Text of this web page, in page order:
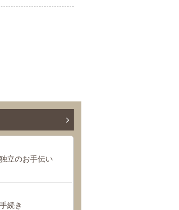
立のお手伝い
続き